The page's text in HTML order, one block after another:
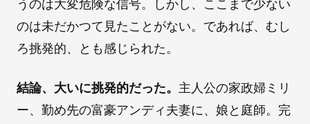
うのは大変危険な信号。しかし、ここまで少ない
のは未だかつて見たことがない。であれば、むし
ろ挑発的、とも感じられた。
結論、大いに挑発的だった。 主人公の家政婦ミリ
ー、勤め先の富豪アンディ夫妻に、娘と庭師。完